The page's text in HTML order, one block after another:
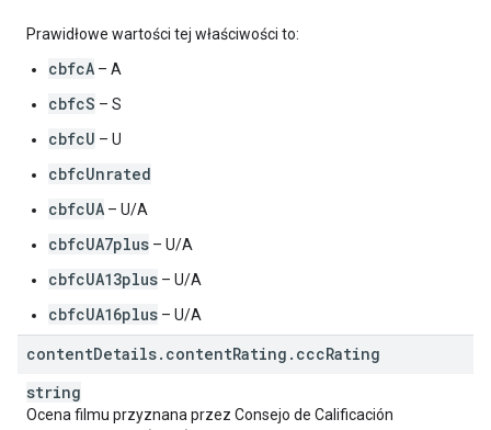
Prawidłowe wartości tej właściwości to:
cbfcA – A
cbfcS – S
cbfcU – U
cbfcUnrated
cbfcUA – U/A
cbfcUA7plus – U/A
cbfcUA13plus – U/A
cbfcUA16plus – U/A
contentDetails. contentRating . cccRating
string
Ocena filmu przyznana przez Consejo de Calificación